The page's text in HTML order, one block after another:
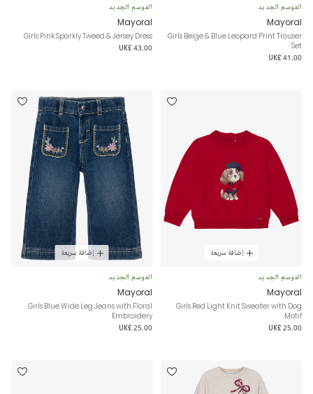
الموسم الجديد
Mayoral
Girls Beige & Blue Leopard Print Trouser
Set
UK£ 41.00
الموسم الجديد
Mayoral
Girls Pink Sparkly Tweed & Jersey Dress
UK£ 43.00
إضافة سريعة
الموسم الجديد
Mayoral
Girls Red Light Knit Sweater with Dog
Motif
UK£ 25.00
إضافة سريعة
الموسم الجديد
Mayoral
Girls Blue Wide Leg Jeans with Floral
Embroidery
UK£ 25.00